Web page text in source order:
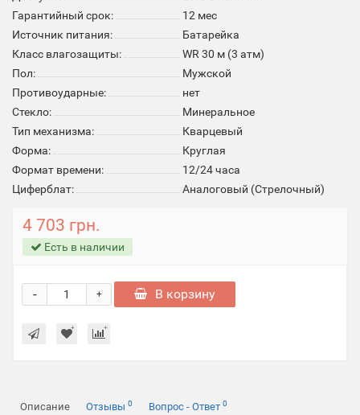
Гарантийный срок:
12 мес
Источник питания:
Батарейка
Класс влагозащиты:
WR 30 м (3 атм)
Пол:
Мужской
Противоударные:
нет
Стекло:
Минеральное
Тип механизма:
Кварцевый
Форма:
Круглая
Формат времени:
12/24 часа
Циферблат:
Аналоговый (Стрелочный)
4 703 грн.
Есть в наличии
+
- В корзину
Описание Отзывы 0 Вопрос - Ответ 0